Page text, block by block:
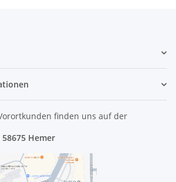
finden uns auf der
58675 Hemer